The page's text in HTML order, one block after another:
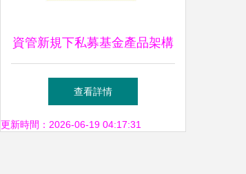
資管新規下私募基金產品架構
設計的關鍵考量與合規路徑
查看詳情
更新時間：2026-06-19 04:17:31